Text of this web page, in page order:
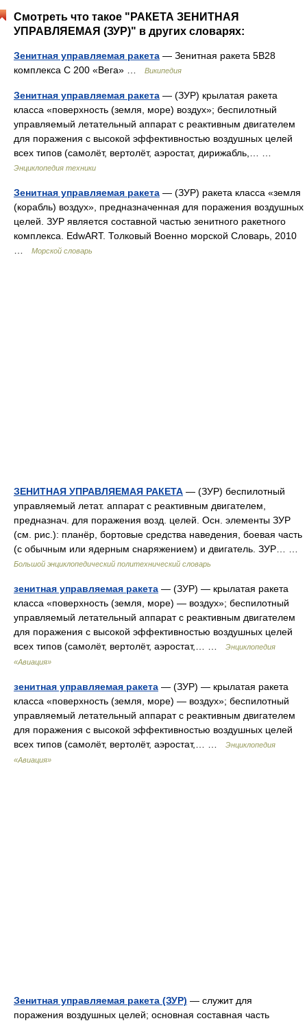
Смотреть что такое "РАКЕТА ЗЕНИТНАЯ
УПРАВЛЯЕМАЯ (ЗУР)" в других словарях:
Зенитная управляемая ракета — Зенитная ракета 5В28
комплекса С 200 «Вега» …
Википедия
Зенитная управляемая ракета — (ЗУР) крылатая ракета
класса «поверхность (земля, море) воздух»; беспилотный
управляемый летательный аппарат с реактивным двигателем
для поражения с высокой эффективностью воздушных целей
всех типов (самолёт, вертолёт, аэростат, дирижабль,… …
Энциклопедия техники
Зенитная управляемая ракета — (ЗУР) ракета класса «земля
(корабль) воздух», предназначенная для поражения воздушных
целей. ЗУР является составной частью зенитного ракетного
комплекса. EdwART. Толковый Военно морской Словарь, 2010
Морской словарь
ЗЕНИТНАЯ УПРАВЛЯЕМАЯ РАКЕТА — (ЗУР) беспилотный
управляемый летат. аппарат с реактивным двигателем,
предназнач. для поражения возд. целей. Осн. элементы ЗУР
(см. рис.): планёр, бортовые средства наведения, боевая часть
(с обычным или ядерным снаряжением) и двигатель. ЗУР… …
Большой энциклопедический политехнический словарь
зенитная управляемая ракета — (ЗУР) — крылатая ракета
класса «поверхность (земля, море) — воздух»; беспилотный
управляемый летательный аппарат с реактивным двигателем
для поражения с высокой эффективностью воздушных целей
всех типов (самолёт, вертолёт, аэростат,… …
Энциклопедия
«Авиация»
зенитная управляемая ракета — (ЗУР) — крылатая ракета
класса «поверхность (земля, море) — воздух»; беспилотный
управляемый летательный аппарат с реактивным двигателем
для поражения с высокой эффективностью воздушных целей
всех типов (самолёт, вертолёт, аэростат,… …
Энциклопедия
«Авиация»
Зенитная управляемая ракета (ЗУР) — служит для
поражения воздушных целей; основная составная часть